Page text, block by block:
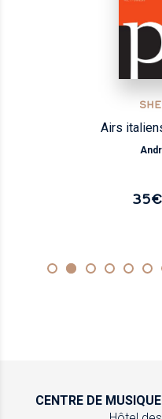
Airs
35€
CENTRE DE MUSIQUE